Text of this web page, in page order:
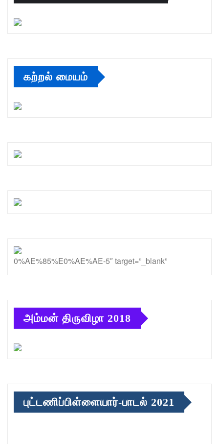
கற்றல் மையம்
0%AE%85%E0%AE%AE-5″ target=”_blank”
அம்மன் திருவிழா 2018
புட்டணிப்பிள்ளையார்-பாடல் 2021